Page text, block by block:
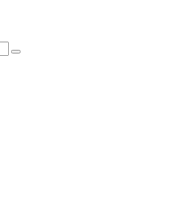
Search